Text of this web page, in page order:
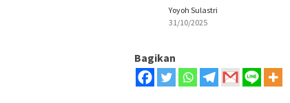
Yoyoh Sulastri
31/10/2025
Bagikan